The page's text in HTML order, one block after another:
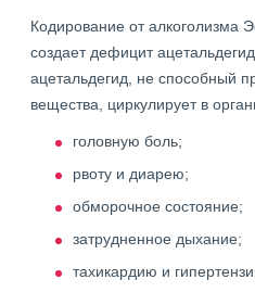
Кодирование от алкоголизма
создает дефицит
ацетальдегид, не способный
вещества, циркулирует в
головную боль;
рвоту и диарею;
обморочное состояние;
затрудненное дыхание;
тахикардию и